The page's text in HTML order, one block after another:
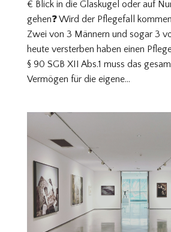
€ Blick in die Glaskugel oder auf
gehen❓ Wird der Pflegefall
Zwei von 3 Männern und sogar 3
heute versterben haben einen
§ 90 SGB XII Abs.1 muss das
Vermögen für die eigene...